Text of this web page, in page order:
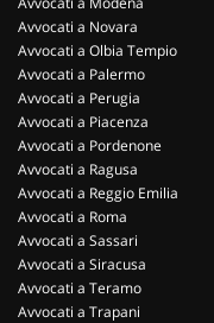
Avvocati a Novara
Avvocati a Olbia Tempio
Avvocati a Palermo
Avvocati a Perugia
Avvocati a Piacenza
Avvocati a Pordenone
Avvocati a Ragusa
Avvocati a Reggio Emilia
Avvocati a Roma
Avvocati a Sassari
Avvocati a Siracusa
Avvocati a Teramo
Avvocati a Trapani